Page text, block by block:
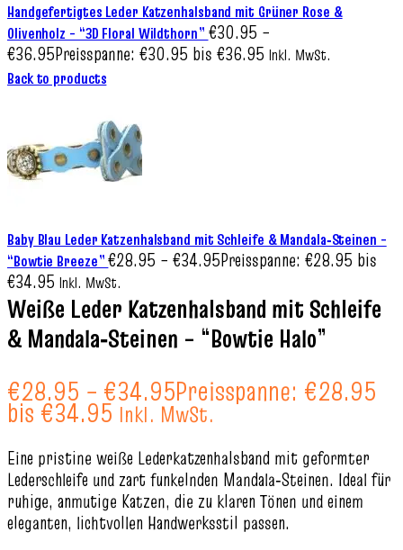
Handgefertigtes Leder Katzenhalsband mit Grüner Rose &
Olivenholz – “3D Floral Wildthorn” €30.95 –
€36.95Preisspanne: €30.95 bis €36.95 Inkl. MwSt.
Back to products
Baby Blau Leder Katzenhalsband mit Schleife & Mandala‑Steinen –
“Bowtie Breeze”€28.95 –€34.95Preisspanne: €28.95 bis
€34.95 Inkl. MwSt.
Weiße Leder Katzenhalsband mit Schleife
& Mandala‑Steinen – “Bowtie Halo”
€28.95 – €34.95Preisspanne: €28.95
bis €34.95 Inkl. MwSt.
Eine pristine weiße Lederkatzenhalsband mit geformter
Lederschleife und zart funkelnden Mandala‑Steinen. Ideal für
ruhige, anmutige Katzen, die zu klaren Tönen und einem
eleganten, lichtvollen Handwerksstil passen.